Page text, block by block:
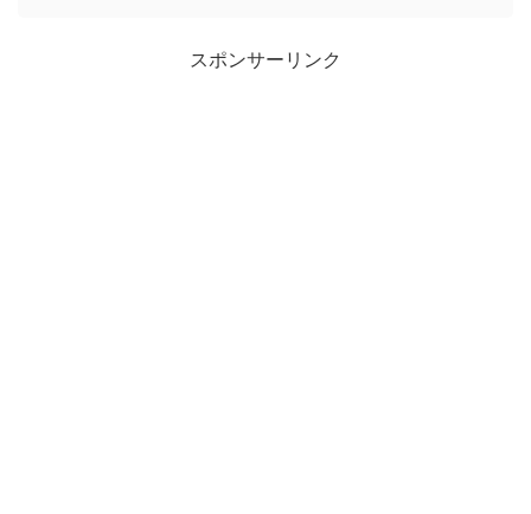
スポンサーリンク